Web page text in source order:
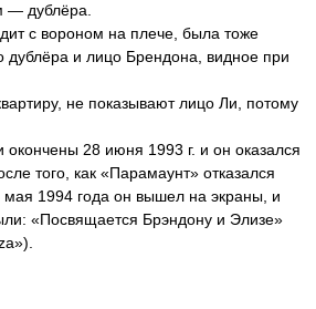
— дублёра.
с вороном на плече, была тоже
и лицо Брендона, видное при
не показывают лицо Ли, потому
28 июня 1993 г. и он оказался
того, как «Парамаунт» отказался
мая 1994 года он вышел на экраны, и
«Посвящается Брэндону и Элизе»